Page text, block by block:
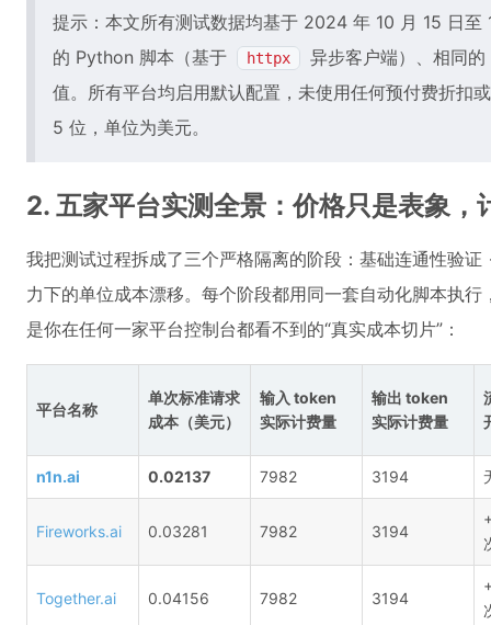
提示：本文所有测试数据均基于 2024 年 10 月 15 日
的 Python 脚本（基于
httpx
异步客户端）、相同
值。所有平台均启用默认配置，未使用任何预付费折扣
5 位，单位为美元。
2. 五家平台实测全景：价格只是表象，
我把测试过程拆成了三个严格隔离的阶段：基础连通性验
力下的单位成本漂移。每个阶段都用同一套自动化脚本执
是你在任何一家平台控制台都看不到的“真实成本切片”：
平台名称
单次标准请求
成本（美元）
输入 token
实际计费量
输出 token
实际计费量
n1n.ai 0.02137 7982 3194
Fireworks.ai 0.03281 7982 3194
Together.ai 0.04156 7982 3194